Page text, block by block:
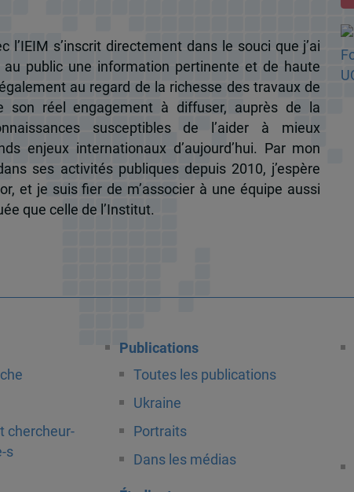
l’IEIM s’inscrit directement dans le souci que j’ai
public une information pertinente et de haute
au regard de la richesse des travaux de
son réel engagement à diffuser, auprès de la
susceptibles de l’aider à mieux
enjeux internationaux d’aujourd’hui. Par mon
ses activités publiques depuis 2010, j’espère
et je suis fier de m’associer à une équipe aussi
que celle de l’Institut.
chercheur-
s
Publications
Toutes les publications
Ukraine
Portraits
Dans les médias